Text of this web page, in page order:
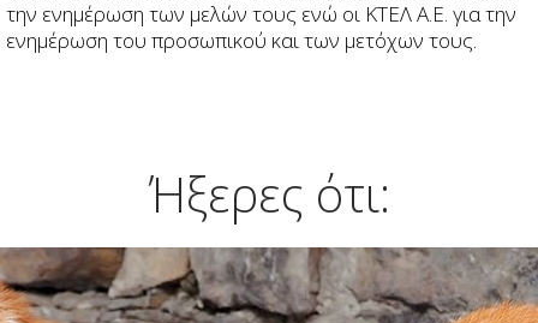
την ενημέρωση των μελών τους ενώ οι ΚΤΕΛ Α.Ε. για την
ενημέρωση του προσωπικού και των μετόχων τους.
Ήξερες ότι: